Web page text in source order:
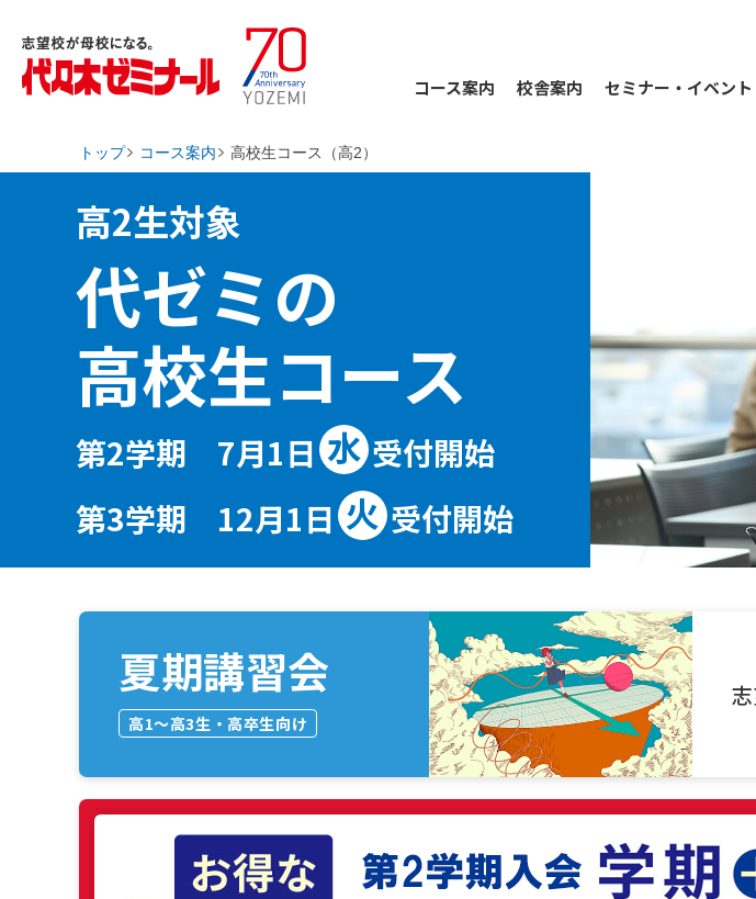
コース案内 校舎案内 セミナー・イベント
トップ コース案内 高校生コース（高2）
高2生対象
代ゼミの
高校生コース
第2学期 7月1日 水 受付開始
第3学期 12月1日 火 受付開始
夏期講習会
高1～高3生・高卒生向け